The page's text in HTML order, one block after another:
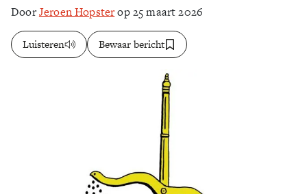
DoorJeroen Hopsterop 25 maart 2026
Luisteren Bewaar bericht